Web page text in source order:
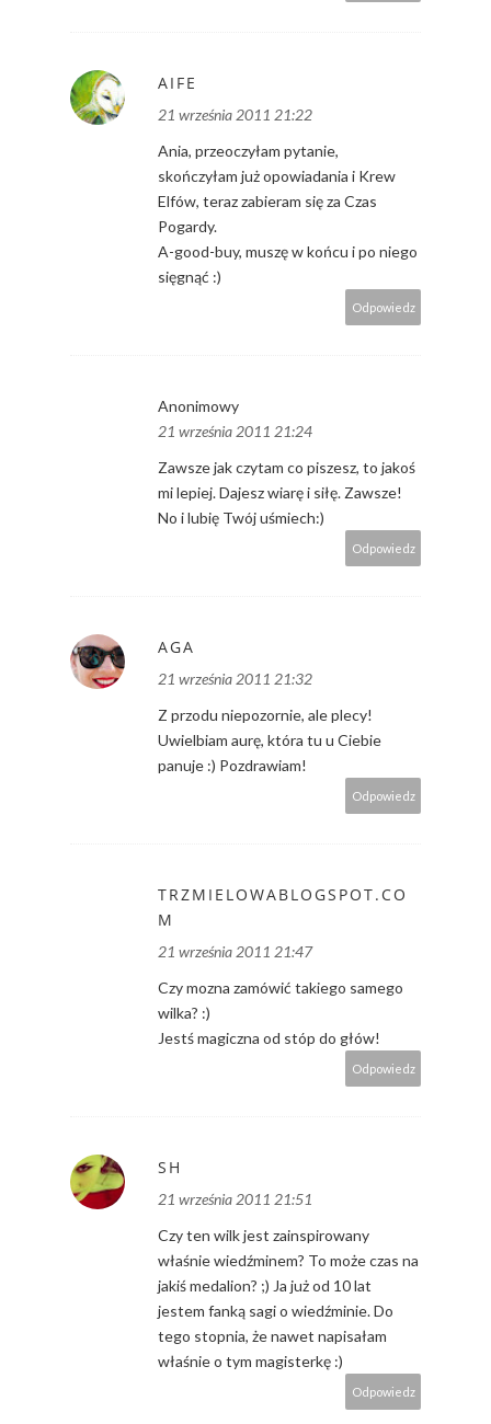
AIFE
21 września 2011 21:22
Ania, przeoczyłam pytanie,
skończyłam już opowiadania i Krew
Elfów, teraz zabieram się za Czas
Pogardy.
A-good-buy, muszę w końcu i po niego
sięgnąć :)
Odpowiedz
Anonimowy
21 września 2011 21:24
Zawsze jak czytam co piszesz, to jakoś
mi lepiej. Dajesz wiarę i siłę. Zawsze!
No i lubię Twój uśmiech:)
Odpowiedz
AGA
21 września 2011 21:32
Z przodu niepozornie, ale plecy!
Uwielbiam aurę, która tu u Ciebie
panuje :) Pozdrawiam!
Odpowiedz
TRZMIELOWABLOGSPOT.CO
M
21 września 2011 21:47
Czy mozna zamówić takiego samego
wilka? :)
Jestś magiczna od stóp do głów!
Odpowiedz
SH
21 września 2011 21:51
Czy ten wilk jest zainspirowany
właśnie wiedźminem? To może czas na
jakiś medalion? ;) Ja już od 10 lat
jestem fanką sagi o wiedźminie. Do
tego stopnia, że nawet napisałam
właśnie o tym magisterkę :)
Odpowiedz